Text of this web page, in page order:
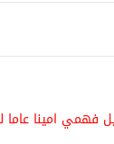
فهمي امينا عاما